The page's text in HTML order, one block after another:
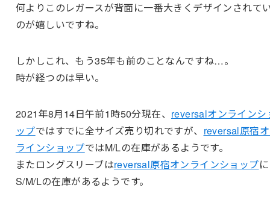
何よりこのレガースが背面に一番大きくデザインされて
のが嬉しいですね。
しかしこれ、もう35年も前のことなんですね…。
時が経つのは早い。
2021年8月14日午前1時50分現在、 reversalオンラインシ
ップではすでに全サイズ売り切れですが、 reversal原宿
ラインショップではM/Lの在庫があるようです。
またロングスリーブはreversal原宿オンラインショップに
S/M/Lの在庫があるようです。